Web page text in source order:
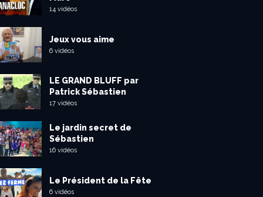
14 vidéos
Jeux vous aime
6 vidéos
LE GRAND BLUFF par
Patrick Sébastien
17 vidéos
Le jardin secret de
Sébastien
16 vidéos
Le Président de la Fête
6 vidéos